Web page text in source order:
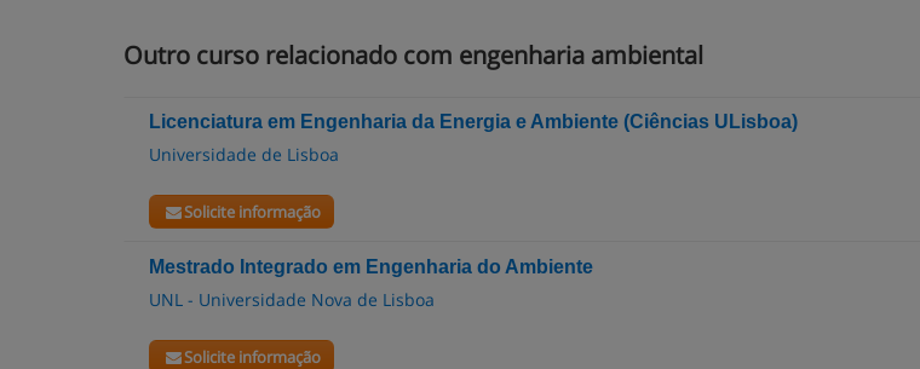
Outro curso relacionado com engenharia ambiental
Licenciatura em Engenharia da Energia e Ambiente (Ciências ULisboa)
Universidade de Lisboa
Solicite informação
Mestrado Integrado em Engenharia do Ambiente
UNL - Universidade Nova de Lisboa
Solicite informação